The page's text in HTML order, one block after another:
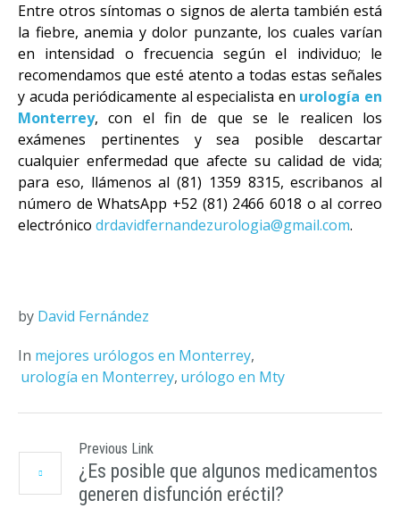
Entre otros síntomas o signos de alerta también está
la fiebre, anemia y dolor punzante, los cuales varían
en intensidad o frecuencia según el individuo; le
recomendamos que esté atento a todas estas señales
y acuda periódicamente al especialista en urología en
Monterrey, con el fin de que se le realicen los
exámenes pertinentes y sea posible descartar
cualquier enfermedad que afecte su calidad de vida;
para eso, llámenos al (81) 1359 8315, escribanos al
número de WhatsApp +52 (81) 2466 6018 o al correo
electrónico drdavidfernandezurologia@gmail.com.
by David Fernández
In mejores urólogos en Monterrey,
urología en Monterrey, urólogo en Mty
Previous Link
¿Es posible que algunos medicamentos
generen disfunción eréctil?